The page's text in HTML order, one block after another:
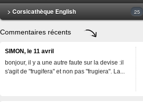
> Corsicathèque English 25
Commentaires récents
SIMON, le 11 avril
bonjour, il y a une autre faute sur la devise :il
s'agit de "frugifera" et non pas "frugiera". La...